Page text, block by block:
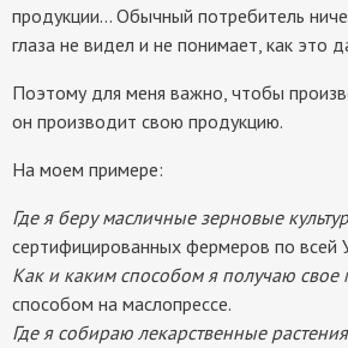
продукции... Обычный потребитель
глаза не видел и не понимает, как это
Поэтому для меня важно, чтобы
он производит свою продукцию.
На моем примере:
Где я беру масличные зерновые
сертифицированных фермеров по всей
Как и каким способом я получаю свое
способом на маслопрессе.
Где я собираю лекарственные